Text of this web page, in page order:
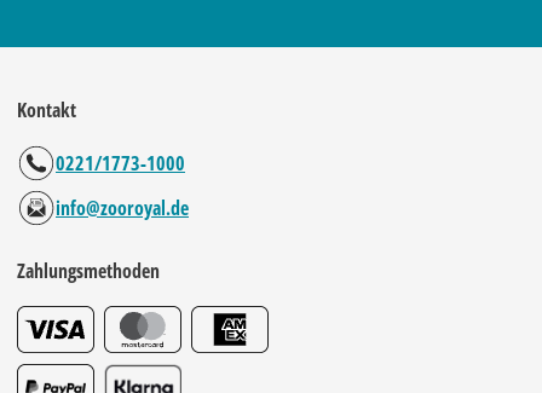
Kontakt
0221/1773-1000
info@zooroyal.de
Zahlungsmethoden